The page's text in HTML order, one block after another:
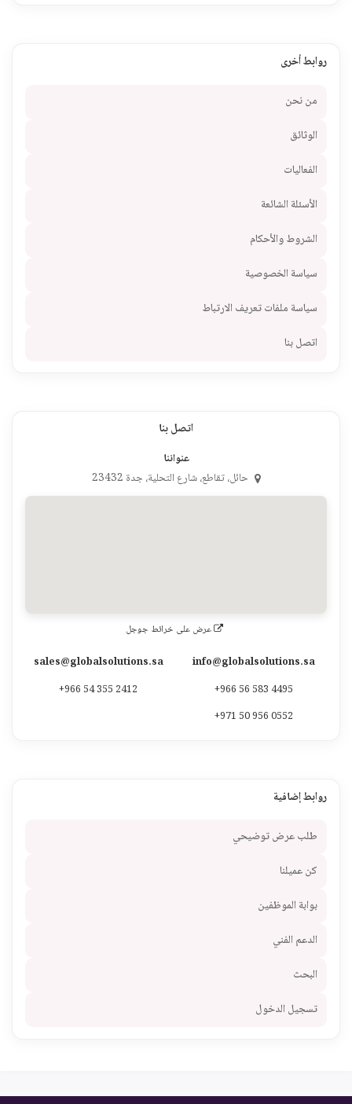
روابط أخرى
من نحن
الوثائق
الفعاليات
الأسئلة الشائعة
الشروط والأحكام
سياسة الخصوصية
سياسة ملفات تعريف الارتباط
اتصل بنا
اتصل بنا
عنواننا
حائل، تقاطع، شارع التحلية، جدة 23432
عرض على خرائط جوجل
info@globalsolutions.sa
sales@globalsolutions.sa
+966 56 583 4495
+966 54 355 2412
+971 50 956 0552
روابط إضافية
طلب عرض توضيحي
كن عميلنا
بوابة الموظفين
الدعم الفني
البحث
تسجيل الدخول